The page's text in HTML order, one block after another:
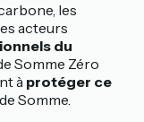
les
acteurs
du
Somme Zéro
à protéger ce
Somme.